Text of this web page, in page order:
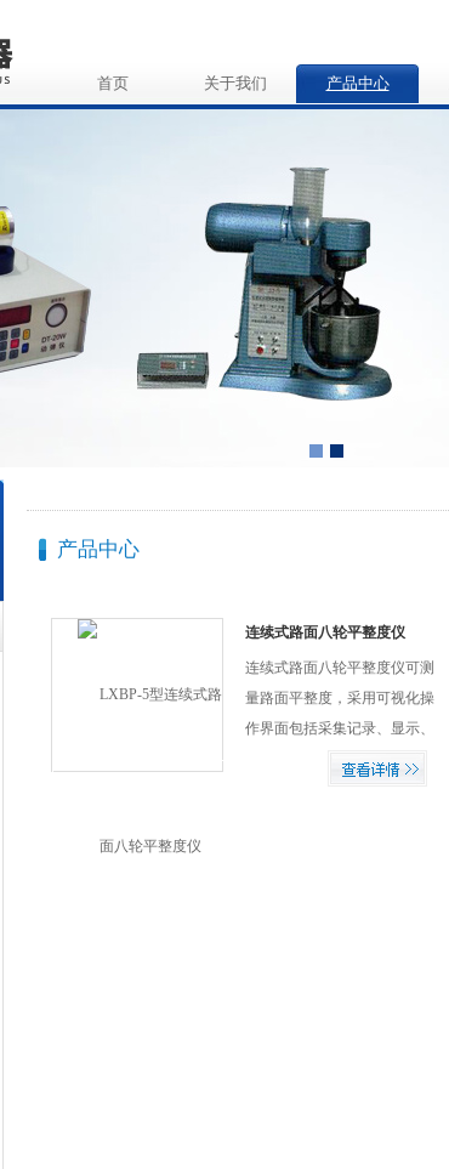
首页 关于我们 产品中心
产品中心
连续式路面八轮平整度仪
连续式路面八轮平整度仪可测
量路面平整度，采用可视化操
作界面包括采集记录、显示、
存储、分析、打印。可显示路